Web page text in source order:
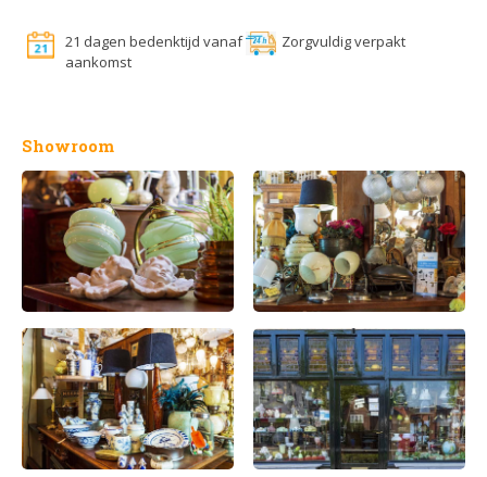
21 dagen bedenktijd vanaf
aankomst
Zorgvuldig verpakt
Showroom